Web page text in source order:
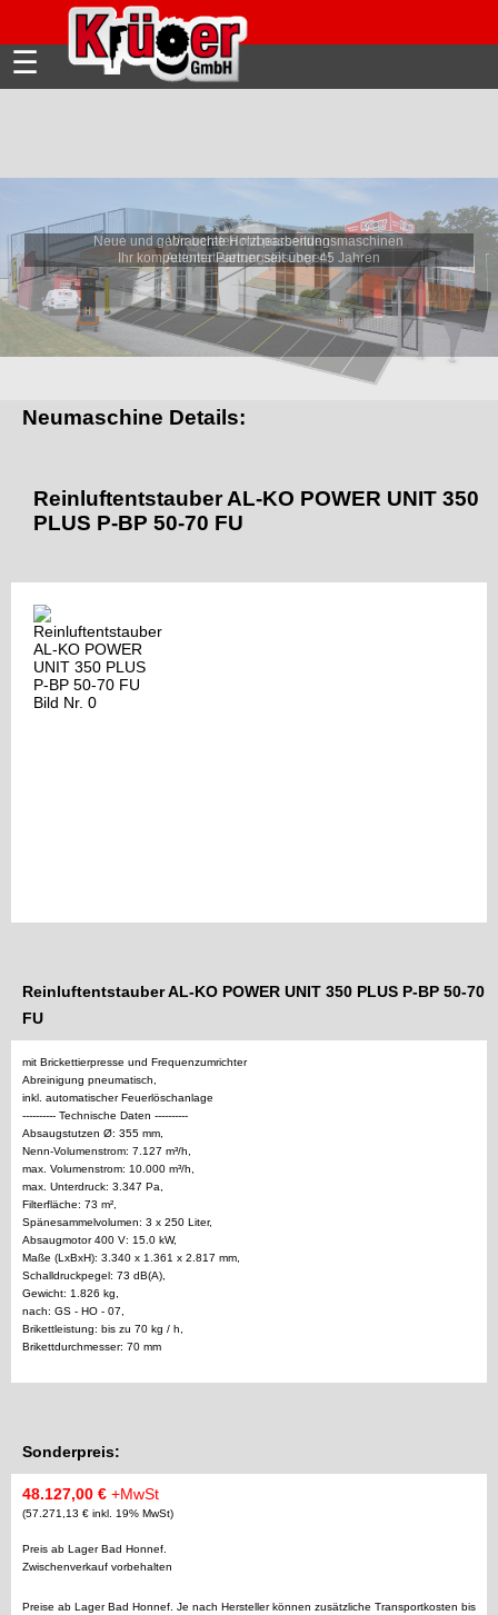
☰
Wir beraten mit passenden
Automatisierungslösungen!
Neumaschine Details:
Reinluftentstauber AL-KO POWER UNIT 350
PLUS P-BP 50-70 FU
Reinluftentstauber AL-KO POWER UNIT 350 PLUS P-BP 50-70
FU
mit Brickettierpresse und Frequenzumrichter
Abreinigung pneumatisch,
inkl. automatischer Feuerlöschanlage
---------- Technische Daten ----------
Absaugstutzen Ø: 355 mm,
Nenn-Volumenstrom: 7.127 m³/h,
max. Volumenstrom: 10.000 m³/h,
max. Unterdruck: 3.347 Pa,
Filterfläche: 73 m²,
Spänesammelvolumen: 3 x 250 Liter,
Absaugmotor 400 V: 15.0 kW,
Maße (LxBxH): 3.340 x 1.361 x 2.817 mm,
Schalldruckpegel: 73 dB(A),
Gewicht: 1.826 kg,
nach: GS - HO - 07,
Brikettleistung: bis zu 70 kg / h,
Brikettdurchmesser: 70 mm
Sonderpreis:
48.127,00 € +MwSt
(57.271,13 € inkl. 19% MwSt)
Preis ab Lager Bad Honnef.
Zwischenverkauf vorbehalten
Preise ab Lager Bad Honnef. Je nach Hersteller können zusätzliche Transportkosten bis